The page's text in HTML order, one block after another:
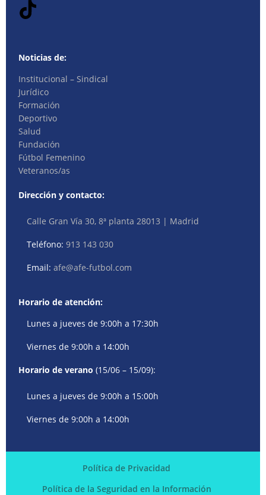
Noticias de:
Institucional – Sindical
Jurídico
Formación
Deportivo
Salud
Fundación
Fútbol Femenino
Veteranos/as
Dirección y contacto:
Calle Gran Vía 30, 8ª planta 28013 | Madrid
Teléfono:913 143 030
Email:afe@afe-futbol.com
Horario de atención:
Lunes a jueves de 9:00h a 17:30h
Viernes de 9:00h a 14:00h
Horario de verano (15/06 – 15/09):
Lunes a jueves de 9:00h a 15:00h
Viernes de 9:00h a 14:00h
Política de Privacidad
Política de la Seguridad en la Información